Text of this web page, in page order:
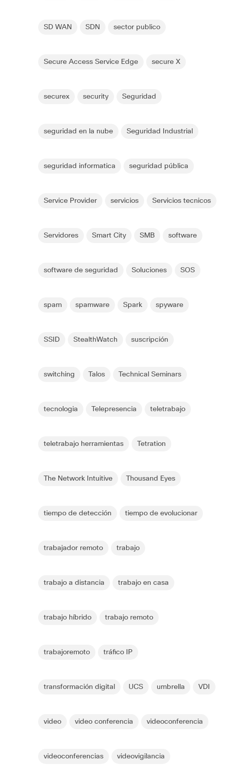
SD WAN SDN sector publico
Secure Access Service Edge secure X
securex security Seguridad
seguridad en la nube Seguridad Industrial
seguridad informatica seguridad pública
Service Provider servicios Servicios tecnicos
Servidores Smart City SMB software
software de seguridad Soluciones SOS
spam spamware Spark spyware
SSID StealthWatch suscripción
switching Talos Technical Seminars
tecnologia Telepresencia teletrabajo
teletrabajo herramientas Tetration
The Network Intuitive Thousand Eyes
tiempo de detección tiempo de evolucionar
trabajador remoto trabajo
trabajo a distancia trabajo en casa
trabajo híbrido trabajo remoto
trabajoremoto tráfico IP
transformación digital UCS umbrella VDI
video video conferencia videoconferencia
videoconferencias videovigilancia